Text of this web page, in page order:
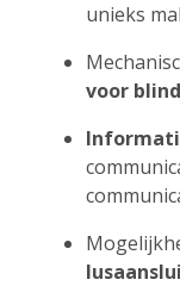
unieks
voor